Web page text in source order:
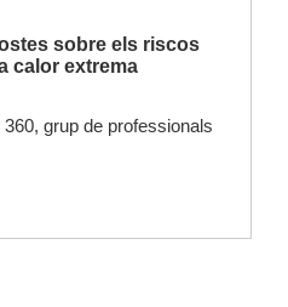
sobre els riscos
calor extrema
grup de professionals